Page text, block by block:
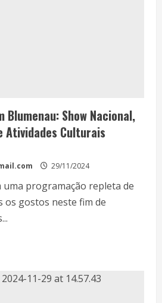
Blumenau: Show Nacional,
Atividades Culturais
29/11/2024
uma programação repleta de
os gostos neste fim de